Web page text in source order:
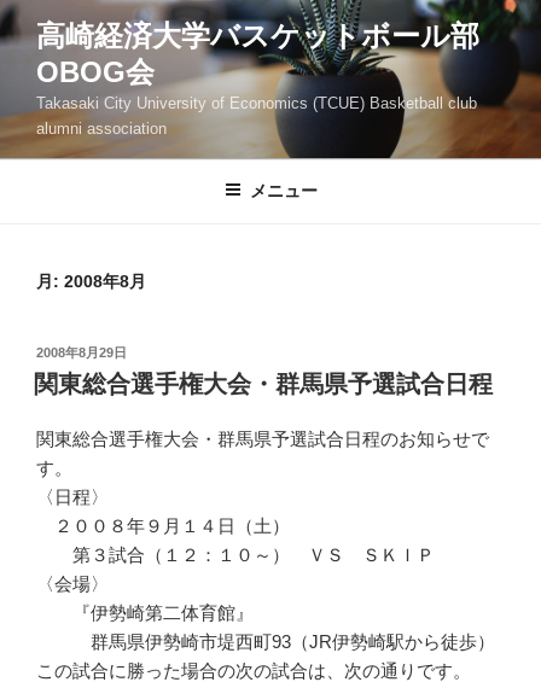
コ
ン
へ
高崎経済大学バスケットボール部
OBOG会
Takasaki City University of Economics (TCUE) Basketball club
alumni association
メニュー
月: 2008年8月
投
稿
日:
2008年8月29日
関東総合選手権大会・群馬県予選試合日程
関東総合選手権大会・群馬県予選試合日程のお知らせで
す。
〈日程〉
２００８年９月１４日（土）
第３試合（１２：１０～） ＶＳ ＳＫＩＰ
〈会場〉
『伊勢崎第二体育館』
群馬県伊勢崎市堤西町93（JR伊勢崎駅から徒歩）
この試合に勝った場合の次の試合は、次の通りです。